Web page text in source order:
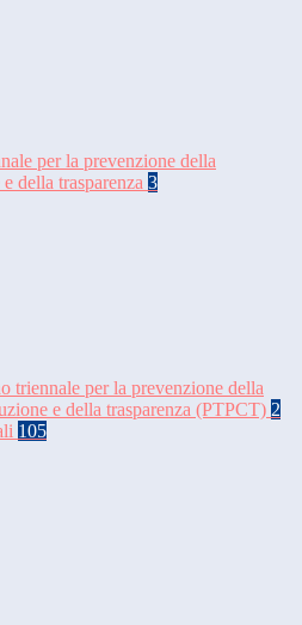
per la prevenzione della
della trasparenza 3
triennale per la prevenzione della
e della trasparenza (PTPCT) 2
105